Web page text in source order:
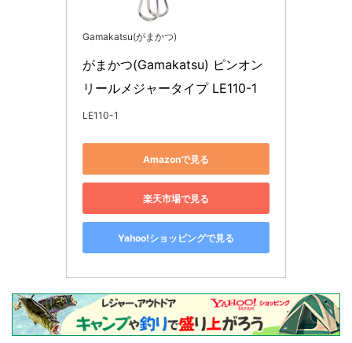
Gamakatsu(がまかつ)
がまかつ(Gamakatsu) ピンオン
リールメジャータイプ LE110-1
LE110-1
Amazonで見る
楽天市場で見る
Yahoo!ショッピングで見る